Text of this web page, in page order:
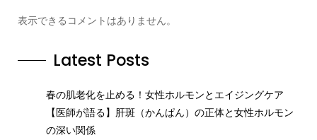
表示できるコメントはありません。
Latest Posts
春の肌老化を止める！女性ホルモンとエイジングケア
【医師が語る】肝斑（かんぱん）の正体と女性ホルモン
の深い関係